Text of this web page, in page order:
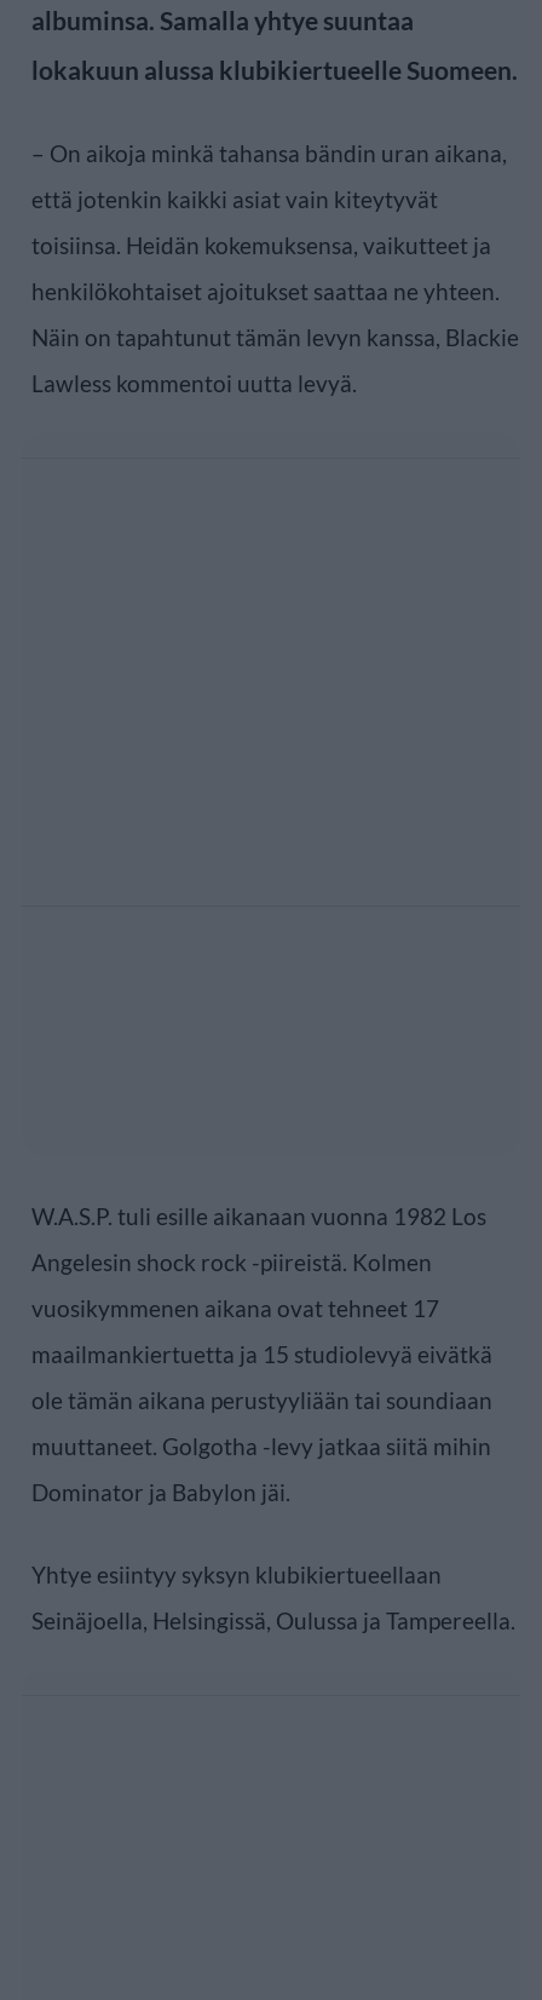
albuminsa. Samalla yhtye suuntaa
lokakuun alussa klubikiertueelle Suomeen.
– On aikoja minkä tahansa bändin uran aikana,
että jotenkin kaikki asiat vain kiteytyvät
toisiinsa. Heidän kokemuksensa, vaikutteet ja
henkilökohtaiset ajoitukset saattaa ne yhteen.
Näin on tapahtunut tämän levyn kanssa, Blackie
Lawless kommentoi uutta levyä.
W.A.S.P. tuli esille aikanaan vuonna 1982 Los
Angelesin shock rock -piireistä. Kolmen
vuosikymmenen aikana ovat tehneet 17
maailmankiertuetta ja 15 studiolevyä eivätkä
ole tämän aikana perustyyliään tai soundiaan
muuttaneet. Golgotha -levy jatkaa siitä mihin
Dominator ja Babylon jäi.
Yhtye esiintyy syksyn klubikiertueellaan
Seinäjoella, Helsingissä, Oulussa ja Tampereella.